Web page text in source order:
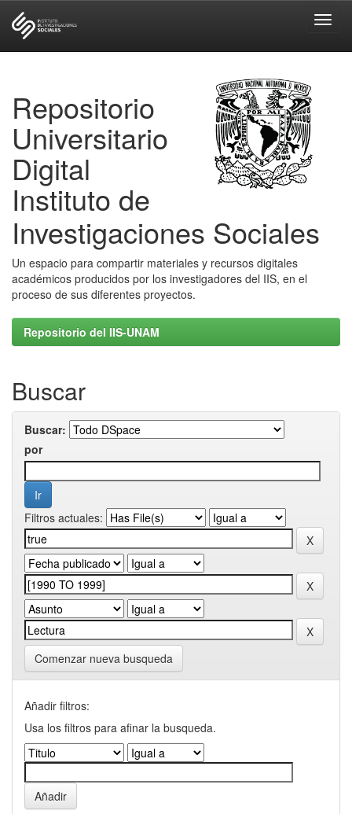
Repositorio
Universitario
Digital
Instituto de
Investigaciones Sociales
Un espacio para compartir materiales y recursos digitales
académicos producidos por los investigadores del IIS, en el
proceso de sus diferentes proyectos.
Repositorio del IIS-UNAM
Buscar
Buscar:
por
Filtros actuales:
Comenzar nueva busqueda
Añadir filtros:
Usa los filtros para afinar la busqueda.